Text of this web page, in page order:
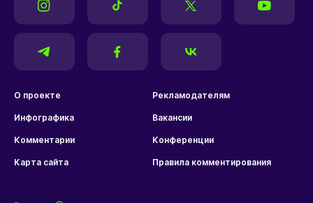
О проекте Рекламодателям
Инфографика Вакансии
Комментарии Конференции
Карта сайта Правила комментирования